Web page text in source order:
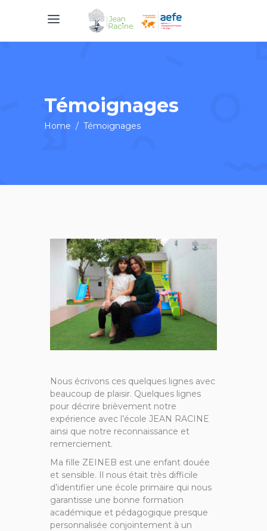
Témoignages
Home / Témoignages
Nous écrivons ces quelques lignes avec
beaucoup de plaisir. Quelques lignes
pour décrire brièvement notre
expérience avec l’école JEAN RACINE
ainsi que notre reconnaissance et
remerciement.
Ma fille ZEINEB est une enfant douée
et sensible. Il nous était très difficile
d’identifier une école primaire qui nous
garantisse une bonne formation
académique et pédagogique presque
personnalisée conjointement à un